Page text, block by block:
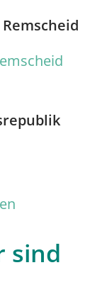
sind